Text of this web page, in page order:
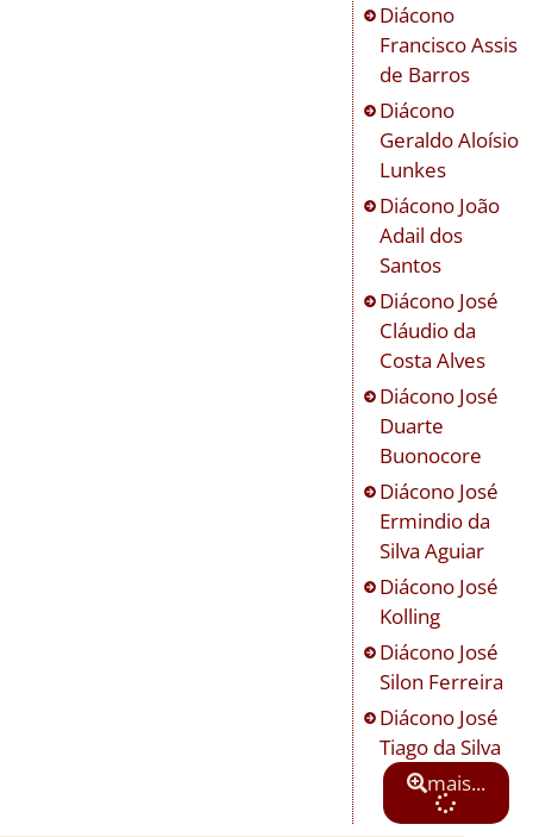
Diácono
Francisco Assis
de Barros
Diácono
Geraldo Aloísio
Lunkes
Diácono João
Adail dos
Santos
Diácono José
Cláudio da
Costa Alves
Diácono José
Duarte
Buonocore
Diácono José
Ermindio da
Silva Aguiar
Diácono José
Kolling
Diácono José
Silon Ferreira
Diácono José
Tiago da Silva
mais...